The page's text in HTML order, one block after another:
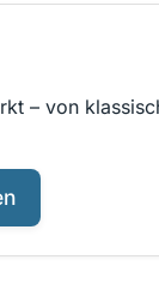
– von